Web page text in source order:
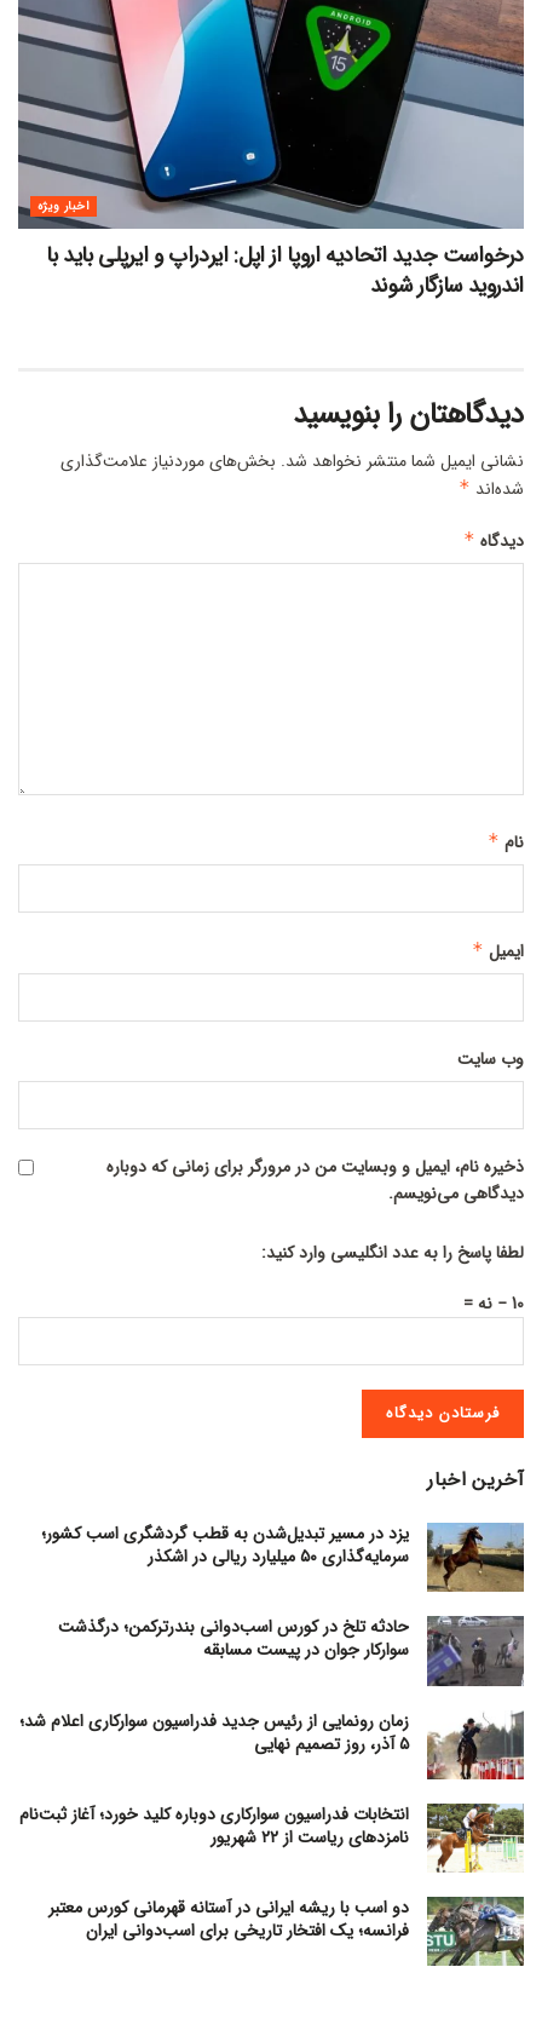
اخبار ویژه
درخواست جدید اتحادیه اروپا از اپل: ایردراپ و ایرپلی باید با
اندروید سازگار شوند
دیدگاهتان را بنویسید
نشانی ایمیل شما منتشر نخواهد شد. بخش‌های موردنیاز علامت‌گذاری
شده‌اند *
دیدگاه *
نام *
ایمیل *
وب‌ سایت
ذخیره نام، ایمیل و وبسایت من در مرورگر برای زمانی که دوباره
دیدگاهی می‌نویسم.
لطفا پاسخ را به عدد انگلیسی وارد کنید:
10 − نه =
آخرین اخبار
یزد در مسیر تبدیل‌شدن به قطب گردشگری اسب کشور؛
سرمایه‌گذاری ۵۰ میلیارد ریالی در اشکذر
حادثه تلخ در کورس اسب‌دوانی بندرترکمن؛ درگذشت
سوارکار جوان در پیست مسابقه
زمان رونمایی از رئیس جدید فدراسیون سوارکاری اعلام شد؛
۵ آذر، روز تصمیم نهایی
انتخابات فدراسیون سوارکاری دوباره کلید خورد؛ آغاز ثبت‌نام
نامزدهای ریاست از ۲۲ شهریور
دو اسب با ریشه ایرانی در آستانه قهرمانی کورس معتبر
فرانسه؛ یک افتخار تاریخی برای اسب‌دوانی ایران